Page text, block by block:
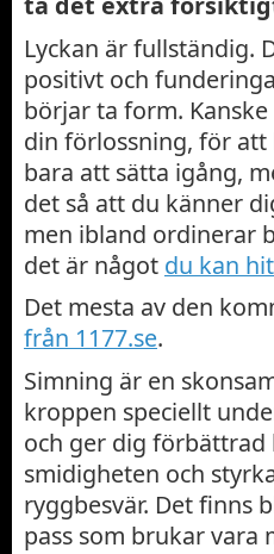
Lyckan är fullständig.
positivt och
börjar ta form.
din förlossning, för att
bara att sätta igång,
det så att du känner
men ibland ordinerar
det är något du kan
Det mesta av den
från 1177.se.
Simning är en
kroppen speciellt
och ger dig
smidigheten och
ryggbesvär. Det finns
pass som brukar vara